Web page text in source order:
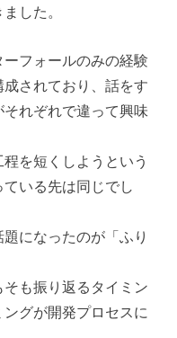
した。
フォールのみの経験
されており、話をす
れぞれで違って興味
を短くしようという
いる先は同じでし
になったのが「ふり
も振り返るタイミン
グが開発プロセスに